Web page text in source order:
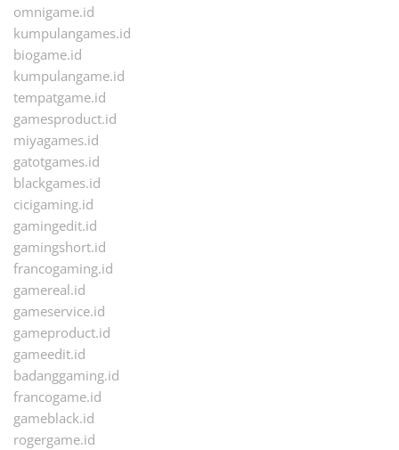
omnigame.id
kumpulangames.id
biogame.id
kumpulangame.id
tempatgame.id
gamesproduct.id
miyagames.id
gatotgames.id
blackgames.id
cicigaming.id
gamingedit.id
gamingshort.id
francogaming.id
gamereal.id
gameservice.id
gameproduct.id
gameedit.id
badanggaming.id
francogame.id
gameblack.id
rogergame.id